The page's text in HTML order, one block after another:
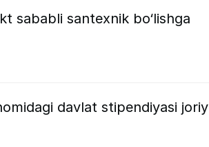
sababli santexnik bo‘lishga
davlat stipendiyasi joriy